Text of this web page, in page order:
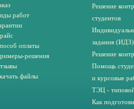
работ
оплаты
решения
файлы
Решение
студентов
задания (ИДЗ)
Решение
Помощь
и курсовые
ТЭЦ -
Как